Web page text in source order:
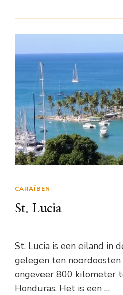
CARAÏBEN
St. Lucia
St. Lucia is een eiland in
gelegen ten noordoosten
ongeveer 800 kilometer
Honduras. Het is een …